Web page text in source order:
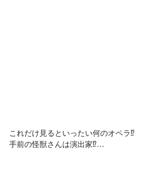
これだけ見るといったい何のオペラ⁉︎
手前の怪獣さんは演出家⁉︎…